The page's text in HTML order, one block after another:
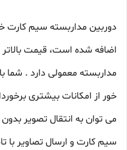
دوربین مداربسته سیم کارت
اضافه شده است، قیمت
مداربسته معمولی دارد . شما
خور از امکانات بیشتری
می توان به انتقال تصویر
سیم کارت و ارسال تصاویر با